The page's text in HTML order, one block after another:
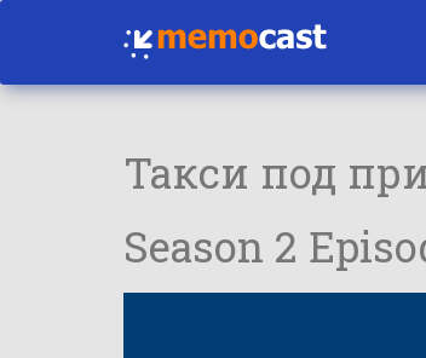
Такси под
Season 2